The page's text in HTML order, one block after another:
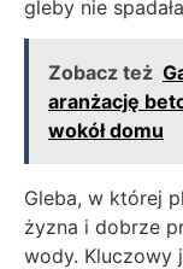
gleby nie
Zobacz też
aranżację
wokół domu
Gleba, w której
żyzna i dobrze
wody. Kluczowy